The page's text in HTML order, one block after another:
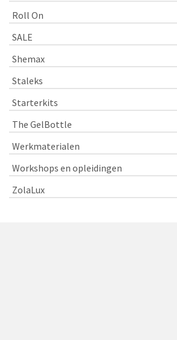
Roll On
SALE
Shemax
Staleks
Starterkits
The GelBottle
Werkmaterialen
Workshops en opleidingen
ZolaLux